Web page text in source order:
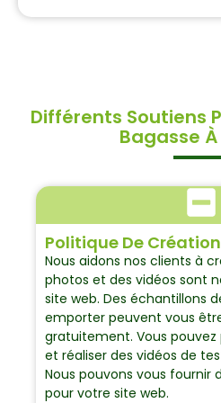
Différents Soutiens
Bagasse
Politique De
Nous aidons nos clients à
photos et des vidéos sont
site web. Des échantillons
emporter peuvent vous
gratuitement. Vous
et réaliser des vidéos de
Nous pouvons vous fournir
pour votre site web.